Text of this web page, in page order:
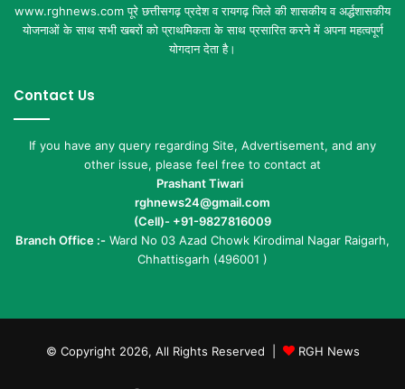
www.rghnews.com पूरे छत्तीसगढ़ प्रदेश व रायगढ़ जिले की शासकीय व अर्द्धशासकीय
योजनाओं के साथ सभी खबरों को प्राथमिकता के साथ प्रसारित करने में अपना महत्वपूर्ण
योगदान देता है।
Contact Us
If you have any query regarding Site, Advertisement, and any
other issue, please feel free to contact at
Prashant Tiwari
rghnews24@gmail.com
(Cell)- +91-9827816009
Branch Office :- Ward No 03 Azad Chowk Kirodimal Nagar Raigarh,
Chhattisgarh (496001 )
© Copyright 2026, All Rights Reserved | RGH News